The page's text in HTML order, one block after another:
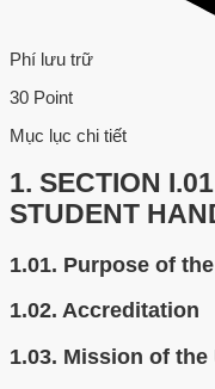
Phí lưu trữ
30 Point
Mục lục chi tiết
1. SECTION
STUDENT
1.01. Purpose of
1.02. Accreditation
1.03. Mission of the